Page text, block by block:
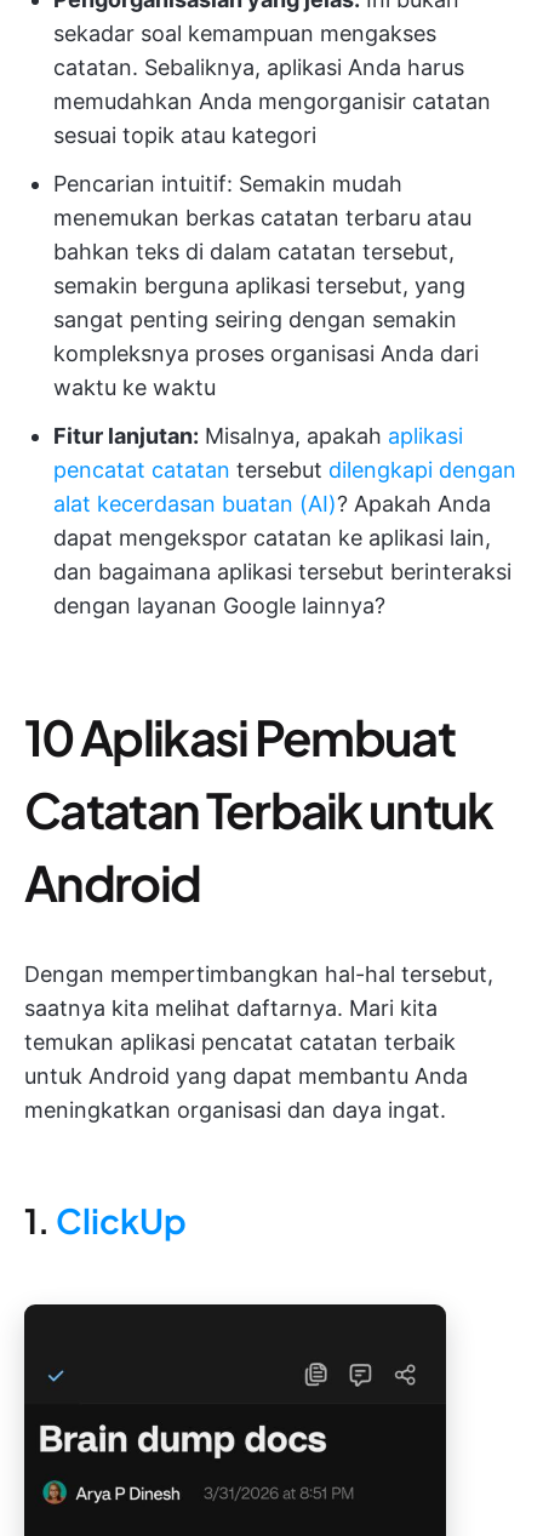
sekadar soal kemampuan mengakses
catatan. Sebaliknya, aplikasi Anda harus
memudahkan Anda mengorganisir catatan
sesuai topik atau kategori
Pencarian intuitif: Semakin mudah
menemukan berkas catatan terbaru atau
bahkan teks di dalam catatan tersebut,
semakin berguna aplikasi tersebut, yang
sangat penting seiring dengan semakin
kompleksnya proses organisasi Anda dari
waktu ke waktu
Fitur lanjutan: Misalnya, apakah aplikasi
pencatat catatan tersebut dilengkapi dengan
alat kecerdasan buatan (AI)? Apakah Anda
dapat mengekspor catatan ke aplikasi lain,
dan bagaimana aplikasi tersebut berinteraksi
dengan layanan Google lainnya?
10 Aplikasi Pembuat
Catatan Terbaik untuk
Android
Dengan mempertimbangkan hal-hal tersebut,
saatnya kita melihat daftarnya. Mari kita
temukan aplikasi pencatat catatan terbaik
untuk Android yang dapat membantu Anda
meningkatkan organisasi dan daya ingat.
1. ClickUp